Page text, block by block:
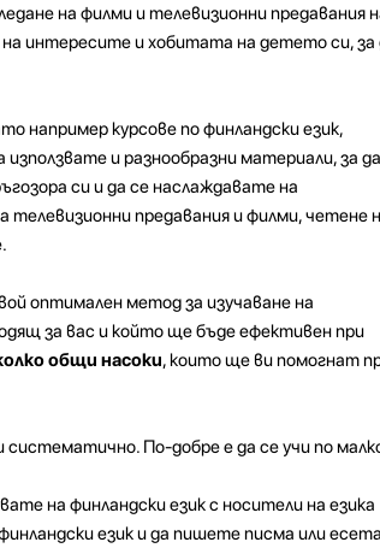
на филми и телевизионни предавания
интересите и хобитата на детето си, за
например курсове по финландски език,
и разнообразни материали, за да
си и да се наслаждавате на
телевизионни предавания и филми, четене
оптимален метод за изучаване на
за вас и който ще бъде ефективен при
общи насоки, които ще ви помогнат
систематично. По-добре е да се учи по
на финландски език с носители на езика
език и да пишете писма или есета